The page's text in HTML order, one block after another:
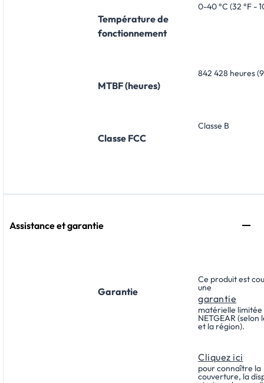
Température de
fonctionnement
0-40 °C (32 °F -
MTBF (heures)
842 428 heures
Classe FCC
Classe B
Assistance et garantie
Garantie
Ce produit est
une
garantie
matérielle limitée
NETGEAR (selon
et la région).
Cliquez ici
pour connaître la
couverture, la